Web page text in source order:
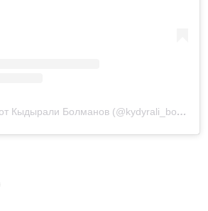
Публикация от Кыдырали Болманов (@kydyrali_bolman)